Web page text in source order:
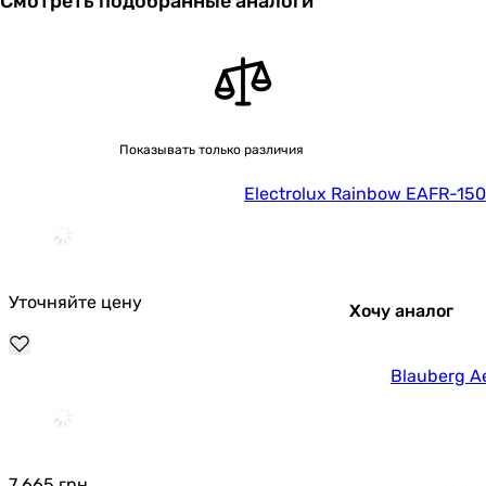
Показывать только различия
Electrolux Rainbow EAFR-
Уточняйте цену Хочу аналог
Blauberg